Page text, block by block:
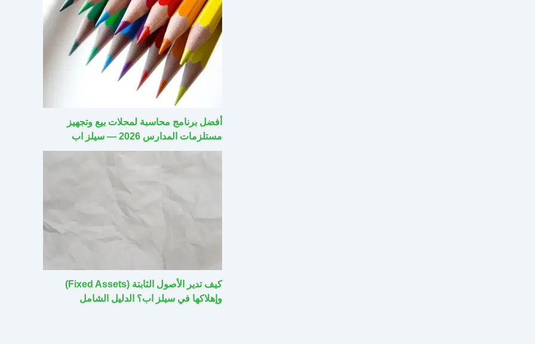
أفضل برنامج محاسبة لمحلات بيع وتجهيز
مستلزمات المدارس 2026 — سيلز اب
كيف تدير الأصول الثابتة (Fixed Assets)
وإهلاكها في سيلز اب؟ الدليل الشامل